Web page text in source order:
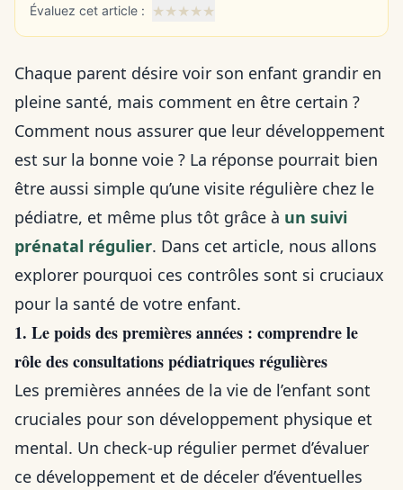
Évaluez cet article : ★★★★★
Chaque parent désire voir son enfant grandir en
pleine santé, mais comment en être certain ?
Comment nous assurer que leur développement
est sur la bonne voie ? La réponse pourrait bien
être aussi simple qu’une visite régulière chez le
pédiatre, et même plus tôt grâce à un suivi
prénatal régulier. Dans cet article, nous allons
explorer pourquoi ces contrôles sont si cruciaux
pour la santé de votre enfant.
1. Le poids des premières années : comprendre le
rôle des consultations pédiatriques régulières
Les premières années de la vie de l’enfant sont
cruciales pour son développement physique et
mental. Un check-up régulier permet d’évaluer
ce développement et de déceler d’éventuelles